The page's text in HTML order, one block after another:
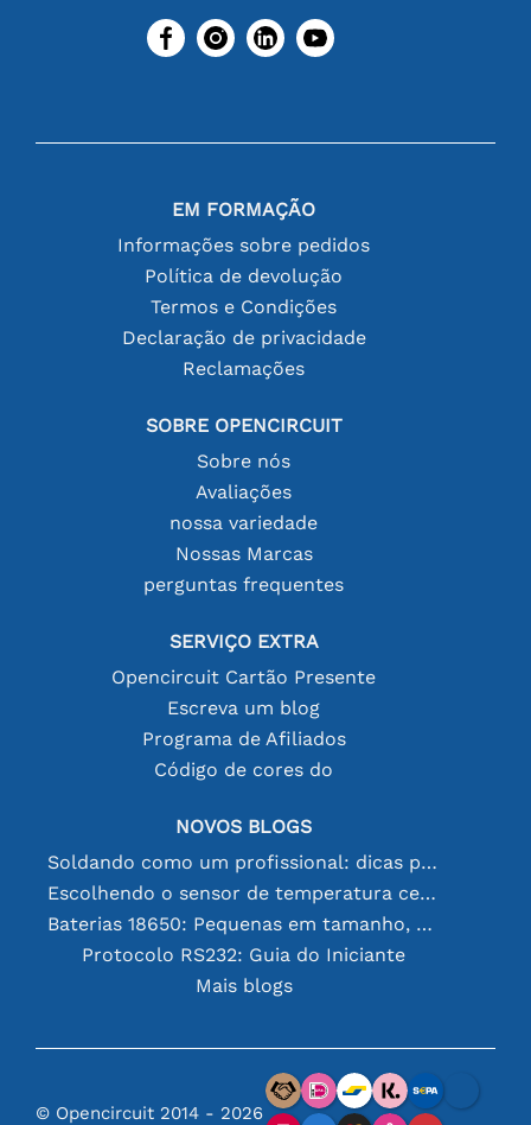
EM FORMAÇÃO
Informações sobre pedidos
Política de devolução
Termos e Condições
Declaração de privacidade
Reclamações
SOBRE OPENCIRCUIT
Sobre nós
Avaliações
nossa variedade
Nossas Marcas
perguntas frequentes
SERVIÇO EXTRA
Opencircuit Cartão Presente
Escreva um blog
Programa de Afiliados
Código de cores do
NOVOS BLOGS
Soldando como um profissional: dicas para conexões eletrônicas perfeitas
Escolhendo o sensor de temperatura certo [youtube]
Baterias 18650: Pequenas em tamanho, grandes em desempenho
Protocolo RS232: Guia do Iniciante
Mais blogs
© Opencircuit 2014 - 2026